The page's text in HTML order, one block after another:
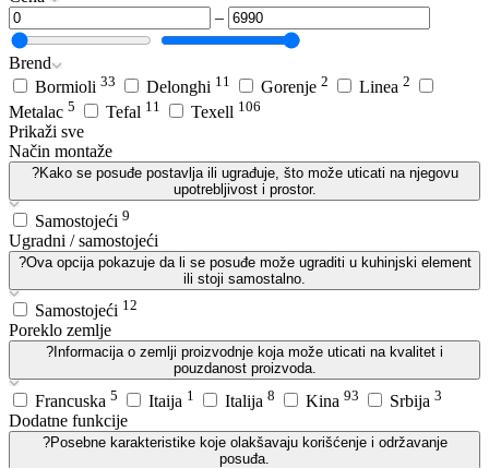
–
Brend
Bormioli 33 Delonghi 11 Gorenje 2 Linea 2
Metalac 5 Tefal 11 Texell 106
Prikaži sve
Način montaže
?Kako se posuđe postavlja ili ugrađuje, što može uticati na njegovu
upotrebljivost i prostor.
Samostojeći 9
Ugradni / samostojeći
?Ova opcija pokazuje da li se posuđe može ugraditi u kuhinjski element
ili stoji samostalno.
Samostojeći 12
Poreklo zemlje
? Informacija o zemlji proizvodnje koja može uticati na kvalitet i
pouzdanost proizvoda.
Francuska 5 Itaija 1 Italija 8 Kina 93 Srbija 3
Dodatne funkcije
?Posebne karakteristike koje olakšavaju korišćenje i održavanje
posuđa.